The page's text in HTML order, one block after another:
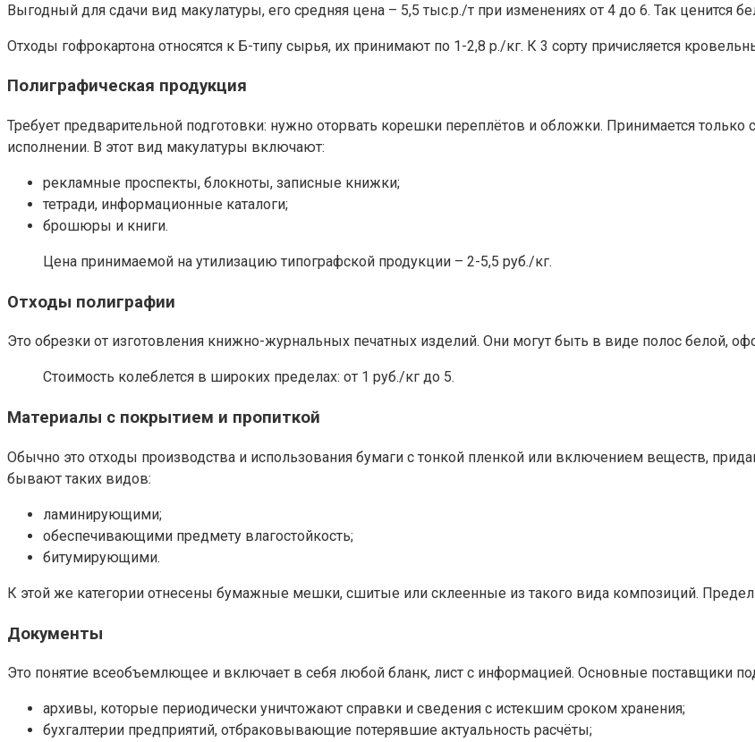
Выгодный для сдачи вид макулатуры, его средняя цена – 5,5 тыс.р./т при изменениях от 4 до 6. Так ценится
Отходы гофрокартона относятся к Б-типу сырья, их принимают по 1-2,8 р./кг. К 3 сорту причисляется
Полиграфическая продукция
Требует предварительной подготовки: нужно оторвать корешки переплётов и обложки. Принимается только
исполнении. В этот вид макулатуры включают:
рекламные проспекты, блокноты, записные книжки;
тетради, информационные каталоги;
брошюры и книги.
Цена принимаемой на утилизацию типографской продукции – 2-5,5 руб./кг.
Отходы полиграфии
Это обрезки от изготовления книжно-журнальных печатных изделий. Они могут быть в виде полос белой,
Стоимость колеблется в широких пределах: от 1 руб./кг до 5.
Материалы с покрытием и пропиткой
Обычно это отходы производства и использования бумаги с тонкой пленкой или включением веществ,
бывают таких видов:
ламинирующими;
обеспечивающими предмету влагостойкость;
битумирующими.
К этой же категории отнесены бумажные мешки, сшитые или склеенные из такого вида композиций.
Документы
Это понятие всеобъемлющее и включает в себя любой бланк, лист с информацией. Основные поставщики
архивы, которые периодически уничтожают справки и сведения с истекшим сроком хранения;
бухгалтерии предприятий, отбраковывающие потерявшие актуальность расчёты;